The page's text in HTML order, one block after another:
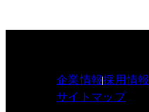
企業情報採用情報
サイトマップ